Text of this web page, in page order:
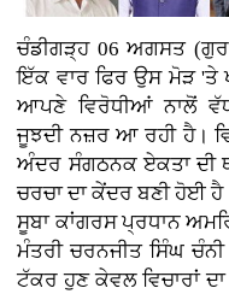
ਚੰਡੀਗੜ੍ਹ 06 ਅਗਸਤ
ਇੱਕ ਵਾਰ ਫਿਰ ਉਸ ਮੋੜ 'ਤੇ
ਆਪਣੇ ਵਿਰੋਧੀਆਂ ਨਾਲੋਂ
ਜੂਝਦੀ ਨਜ਼ਰ ਆ ਰਹੀ ਹੈ।
ਅੰਦਰ ਸੰਗਠਨਕ ਏਕਤਾ ਦੀ
ਚਰਚਾ ਦਾ ਕੇਂਦਰ ਬਣੀ ਹੋਈ
ਸੂਬਾ ਕਾਂਗਰਸ ਪ੍ਰਧਾਨ
ਮੰਤਰੀ ਚਰਨਜੀਤ ਸਿੰਘ
ਟੱਕਰ ਹੁਣ ਕੇਵਲ ਵਿਚਾਰਾਂ